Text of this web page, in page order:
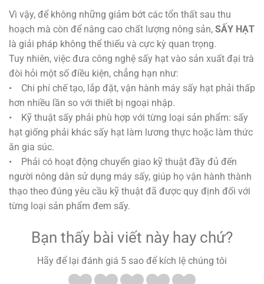
Vì vậy, để không những giảm bớt các tổn thất sau thu
hoạch mà còn để nâng cao chất lượng nông sản, SẤY HẠT
là giải pháp không thể thiếu và cực kỳ quan trọng.
Tuy nhiên, việc đưa công nghệ sấy hạt vào sản xuất đại trà
đòi hỏi một số điều kiện, chẳng hạn như:
• Chi phí chế tạo, lắp đặt, vận hành máy sấy hạt phải thấp
hơn nhiều lần so với thiết bị ngoại nhập.
• Kỹ thuật sấy phải phù hợp với từng loại sản phẩm: sấy
hạt giống phải khác sấy hạt làm lương thực hoặc làm thức
ăn gia súc.
• Phải có hoạt động chuyển giao kỹ thuật đầy đủ đến
người nông dân sử dụng máy sấy, giúp họ vận hành thành
thạo theo đúng yêu cầu kỹ thuật đã được quy định đối với
từng loại sản phẩm đem sấy.
Bạn thấy bài viết này hay chứ?
Hãy để lại đánh giá 5 sao để kích lệ chúng tôi